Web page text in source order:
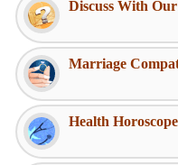
Discuss With
Marriage
Health Horoscope